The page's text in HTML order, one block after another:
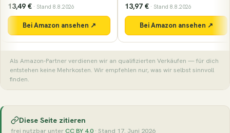
13,49 € · Stand 8.8.2026
Bei Amazon ansehen ↗
13,97 € · Stand 8.8.2026
Bei Amazon ansehen ↗
Als Amazon-Partner verdienen wir an qualifizierten Verkäufen — für dich
entstehen keine Mehrkosten. Wir empfehlen nur, was wir selbst sinnvoll
finden.
Diese Seite zitieren
frei nutzbar unterCC BY 4.0 · Stand 17. Juni 2026